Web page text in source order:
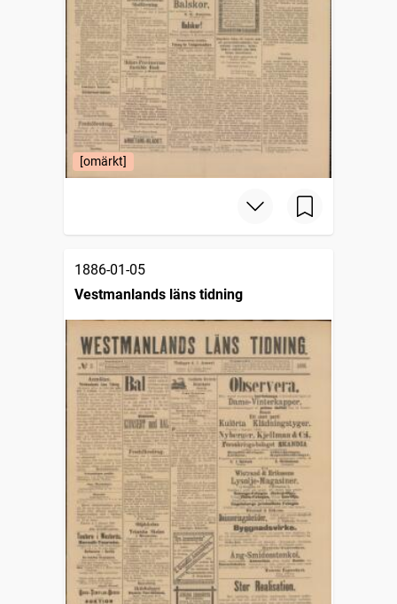
[omärkt]
1886-01-05
Vestmanlands läns tidning